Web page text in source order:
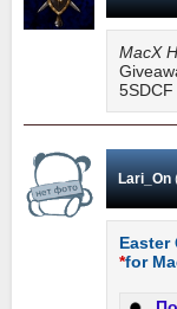
MacX
5SDCF
Lari_On
Easter
*for